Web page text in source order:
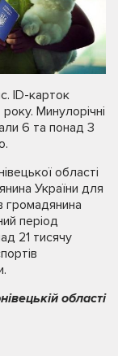
ID-карток
Минулорічні
6 та понад 3
області
України для
громадянина
період
21 тисячу
області